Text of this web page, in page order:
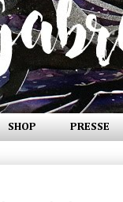
SHOP PRESSE